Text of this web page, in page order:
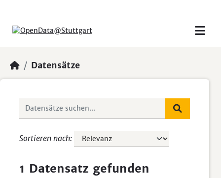
Datensätze
Sortieren nach
1 Datensatz gefunden